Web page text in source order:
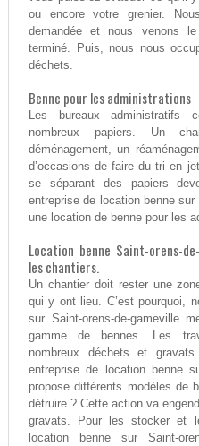
ou encore votre grenier.
demandée et nous venons
terminé. Puis, nous nous
déchets.
Benne pour les administrations
Les bureaux administratifs
nombreux papiers. Un
déménagement, un
d’occasions de faire du tri en
se séparant des papiers
entreprise de location benne
une location de benne pour les
Location benne Saint-orens-
les chantiers.
Un chantier doit rester une
qui y ont lieu. C’est pourquoi,
sur Saint-orens-de-gameville
gamme de bennes. Les
nombreux déchets et
entreprise de location benne
propose différents modèles de
détruire ? Cette action va
gravats. Pour les stocker et
location benne sur Saint-